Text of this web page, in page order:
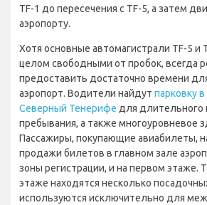
TF-1 до пересечения с TF-5, а затем
аэропорту.
Хотя основные автомагистрали TF-5 и
целом свободными от пробок, всегда
предоставить достаточно времени
аэропорт. Водители найдут парковку
Северный Тенерифе для длительного
пребывания, а также многоуровневое
Пассажиры, покупающие авиабилеты,
продажи билетов в главном зале
зоны регистрации, и на первом этаже.
этаже находятся несколько
используются исключительно для